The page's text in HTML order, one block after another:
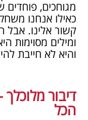
מגוחכים,
כאילו אנחנו
קשור אלינו. אבל
ומילים מסוימות
והיא לא חייבת
דיבור
הכל